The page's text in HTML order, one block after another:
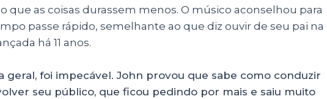
que as coisas durassem menos. O músico aconselhou para
passe rápido, semelhante ao que diz ouvir de seu pai na
há 11 anos.
geral, foi impecável. John provou que sabe como conduzir
seu público, que ficou pedindo por mais e saiu muito